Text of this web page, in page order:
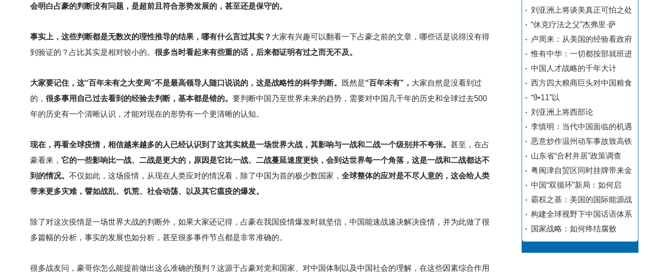
会明白占豪的判断没有问题，是超前且符合形势发展的，甚至还是保守的。
事实上，这些判断都是无数次的理性推导的结果，哪有什么言过其实？ 大家有兴趣可以翻看一下占豪之前的文章，哪些话是说得没有得
到验证的？占比其实是相对较小的。 很多当时看起来有些重的话，后来都证明有过之而无不及。
大家要记住，这“百年未有之大变局”不是最高领导人随口说说的，这是战略性的科学判断。 既然是“百年未有”， 大家自然是没看到过
的， 很多事用自己过去看到的经验去判断，基本都是错的。 要判断中国乃至世界未来的趋势，需要对中国几千年的历史和全球过去500
年的历史有一个清晰认识，才能对现在的形势有一个更清晰的认知。
现在，再看全球疫情，相信越来越多的人已经认识到了这其实就是一场世界大战，其影响与一战和二战一个级别并不夸张。 甚至，在占
豪看来， 它的一些影响比一战、二战是更大的，原因是它比一战、二战蔓延速度更快，会到达世界每一个角落，这是一战和二战都达不
到的情况。 不仅如此，这场疫情，从现在人类应对的情况看，除了中国为首的极少数国家， 全球整体的应对是不尽人意的，这会给人类
带来更多灾难，譬如战乱、饥荒、社会动荡、以及其它瘟疫的爆发。
除了对这次疫情是一场世界大战的判断外，如果大家还记得，占豪在我国疫情爆发时就坚信，中国能速战速决解决疫情，并为此做了很
多篇幅的分析，事实的发展也如分析，甚至很多事件节点都是非常准确的。
很多战友问，豪哥你怎么能提前做出这么准确的预判？这源于占豪对党和国家、对中国体制以及中国社会的理解，在这些因素综合作用
刘亚洲上将谈美真正可怕之处
“休克疗法之父”杰弗里·萨
卢周来：从美国的经验看政府
惟有中华：一切都按部就班进
中国人才战略的千年大计
西方四大粮商巨头对中国粮食
“9•11”以
刘亚洲上将西部论
李慎明：当代中国面临的机遇
恶意炒作温州动车事故致高铁
山东省“合村并居”政策调查
粤闽津自贸区同时挂牌带来金
中国“双循环”新局：如何启
霸权之基：美国的国际能源战
构建全球视野下中国话语体系
国家战略：如何终结腐败